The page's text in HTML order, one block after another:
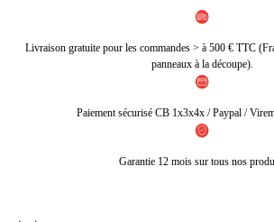
Livraison gratuite pour les commandes > à 500 € TTC
panneaux à la découpe).
Paiement sécurisé CB 1x3x4x / Paypal /
Garantie 12 mois sur tous nos